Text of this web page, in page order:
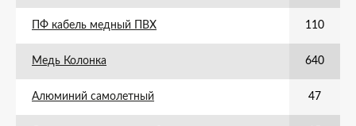
ПФ кабель медный ПВХ 110
Медь Колонка 640
Алюминий самолетный 47